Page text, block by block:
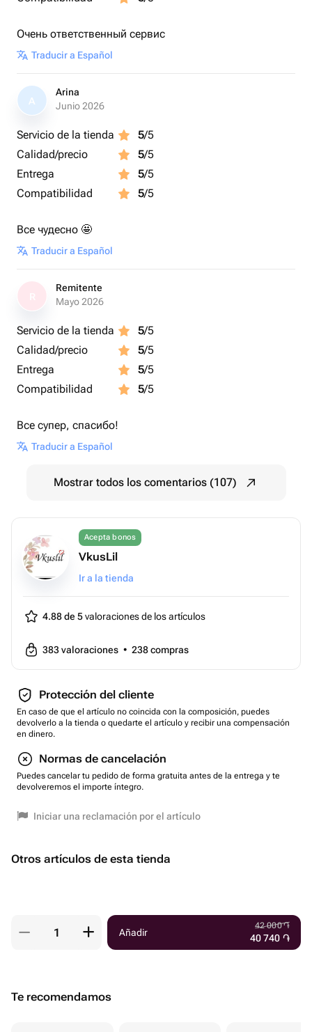
Очень ответственный сервис
Traducir a Español
A
Arina
Junio 2026
Servicio de la tienda 5/5
Calidad/precio
5/5
Entrega
5/5
Compatibilidad
5/5
Все чудесно 🤩
Traducir a Español
Remitente
Mayo 2026
Servicio de la tienda 5/5
Calidad/precio
5/5
Entrega
5/5
Compatibilidad
5/5
Все супер, спасибо!
Traducir a Español
Mostrar todos los comentarios (107)
Acepta bonos
VkusLil
Ir a la tienda
4.88 de 5valoraciones de los artículos
383valoraciones • 238compras
Protección del cliente
En caso de que el artículo no coincida con la composición, puedes
devolverlo a la tienda o quedarte el artículo y recibir una compensación
en dinero.
Normas de cancelación
Puedes cancelar tu pedido de forma gratuita antes de la entrega y te
devolveremos el importe íntegro.
Iniciar una reclamación por el artículo
Otros artículos de esta tienda
Añadir
42 000֏
40 740 ֏
Te recomendamos